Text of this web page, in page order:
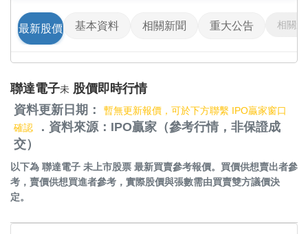
最新股價 基本資料 相關新聞 重大公告 相關影
聯達電子未 股價即時行情
資料更新日期：
暫無更新報價，可於下方聯繫 IPO贏家窗口
確認
．資料來源：IPO贏家（參考行情，非保證成
交）
以下為 聯達電子 未上市股票 最新買賣參考報價。買價供想賣出者參
考，賣價供想買進者參考，實際股價與張數需由買賣雙方議價決
定。